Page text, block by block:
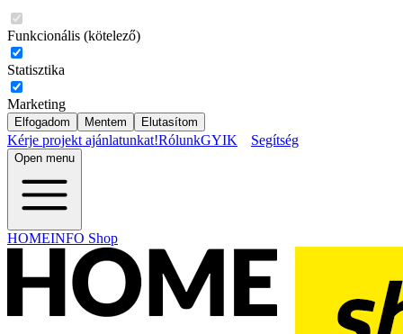
Funkcionális (kötelező)
Statisztika
Marketing
Elfogadom Mentem Elutasítom
Kérje projekt ajánlatunkat!RólunkGYIK Segítség
Open menu
HOMEINFO Shop